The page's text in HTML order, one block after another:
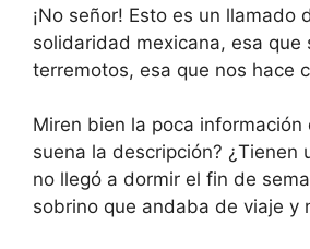
¡No señor! Esto es un llamado
solidaridad mexicana, esa que
terremotos, esa que nos hace
Miren bien la poca información
suena la descripción? ¿Tienen
no llegó a dormir el fin de
sobrino que andaba de viaje y